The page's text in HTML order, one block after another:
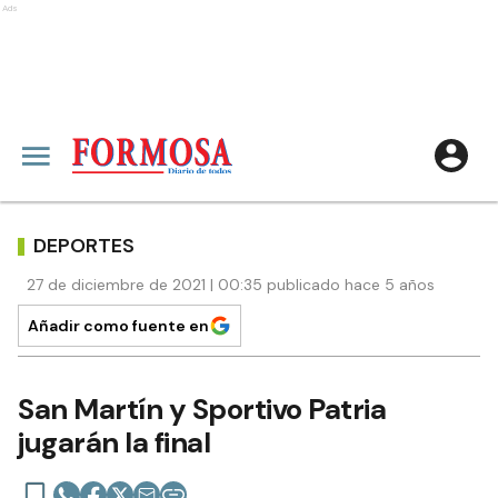
Ads
DEPORTES
27 de diciembre de 2021 | 00:35 publicado hace 5 años
Añadir como fuente en
San Martín y Sportivo Patria
jugarán la final